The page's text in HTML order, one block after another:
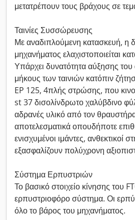
μετατρέπουν τους βράχους σε
Ταινίες Συσσώρευσης
Με αναδιπλούμενη κατασκευή, η
μηχανήματος ελαχιστοποιείται
Υπάρχει δυνατότητα αύξησης του
μήκους των ταινιών κατόπιν
EP 125, 4πλής στρώσης, που
st 37 δισολίνδρωτο χαλύβδινο
αδρανές υλικό από τον
αποτελεσματικά οπουδήποτε
ενισχυμένοι ιμάντες, ανθεκτικοί
εξασφαλίζουν πολύχρονη
Σύστημα Ερπυστριών
Το βασικό στοιχείο κίνησης του
ερπυστριοφόρο σύστημα. Οι
όλο το βάρος του μηχανήματος.